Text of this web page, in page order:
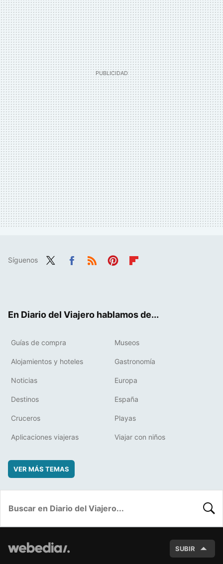
Síguenos
En Diario del Viajero hablamos de...
Guías de compra Museos
Alojamientos y hoteles Gastronomía
Noticias Europa
Destinos España
Cruceros Playas
Aplicaciones viajeras Viajar con niños
VER MÁS TEMAS
SUBIR